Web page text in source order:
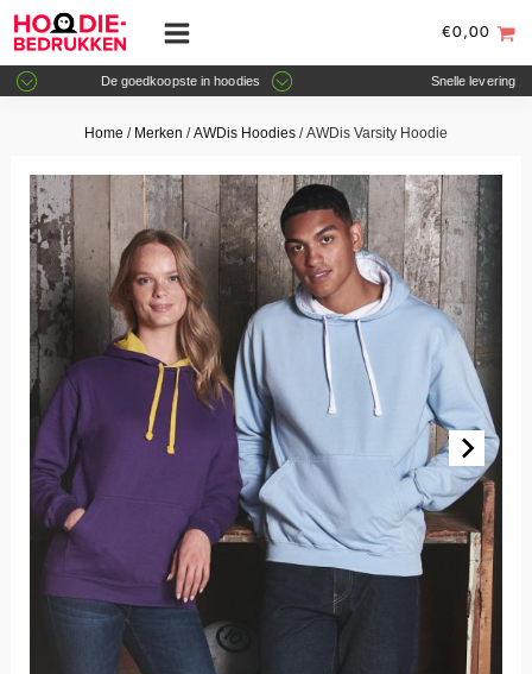
€0,00
De goedkoopste in hoodies Snelle levering
Home / Merken /AWDis Hoodies / AWDis Varsity Hoodie